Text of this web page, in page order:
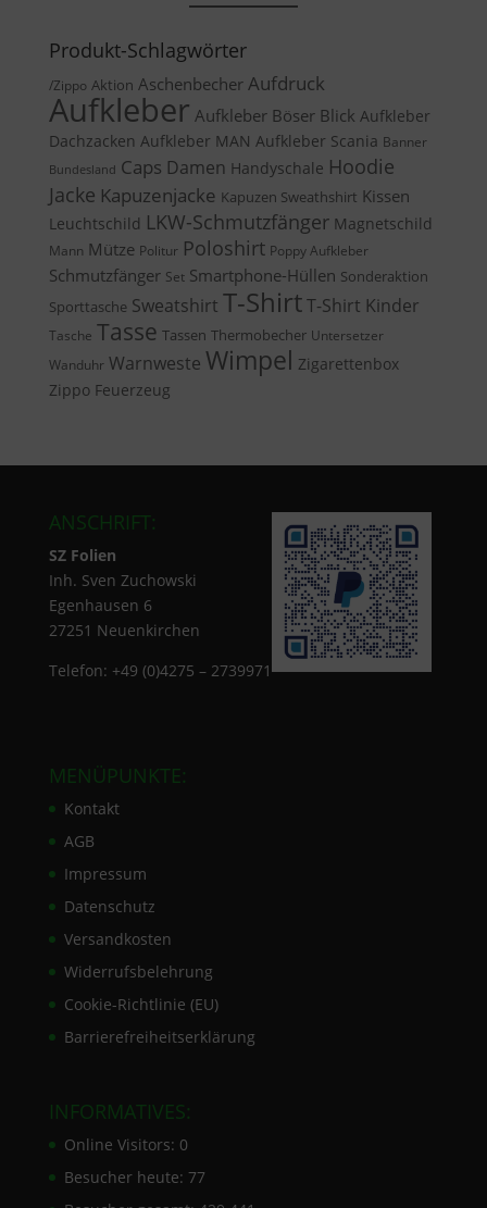
Produkt-Schlagwörter
/Zippo Aktion Aschenbecher Aufdruck
Aufkleber Aufkleber Böser Blick Aufkleber
Dachzacken Aufkleber MAN Aufkleber Scania Banner
Bundesland Caps Damen Handyschale Hoodie
Jacke Kapuzenjacke Kapuzen Sweathshirt Kissen
Leuchtschild LKW-Schmutzfänger Magnetschild
Mann Mütze Politur Poloshirt Poppy Aufkleber
Schmutzfänger Set Smartphone-Hüllen Sonderaktion
Sporttasche Sweatshirt T-ShirtT-Shirt Kinder
Tasche Tasse Tassen Thermobecher Untersetzer
Wanduhr Warnweste Wimpel Zigarettenbox
Zippo Feuerzeug
ANSCHRIFT:
SZ Folien
Inh. Sven Zuchowski
Egenhausen 6
27251 Neuenkirchen
Telefon: +49 (0)4275 – 2739971
MENÜPUNKTE:
Kontakt
AGB
Impressum
Datenschutz
Versandkosten
Widerrufsbelehrung
Cookie-Richtlinie (EU)
Barrierefreiheitserklärung
INFORMATIVES:
Online Visitors: 0
Besucher heute: 77